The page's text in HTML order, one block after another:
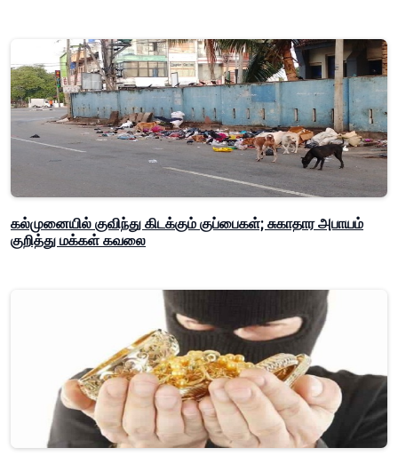
கல்முனையில் குவிந்து கிடக்கும் குப்பைகள்; சுகாதார அபாயம்
குறித்து மக்கள் கவலை